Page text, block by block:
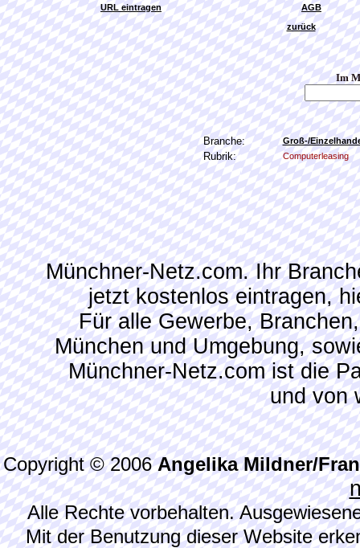
URL eintragen
AGB
zurück
Im
Branche: Groß-/
Rubrik: Computerleasing
Münchner-Netz.com. Ihr
jetzt kostenlos eintragen,
Für alle Gewerbe,
München und Umgebung,
Münchner-Netz.com ist die
und von
Copyright © 2006Angelika Mildner/
Alle Rechte vorbehalten.
Mit der Benutzung dieser Website